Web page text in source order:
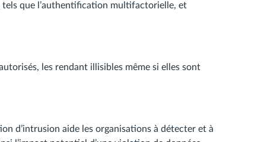
tels que l’authentification multifactorielle, et
les rendant illisibles même si elles sont
d’intrusion aide les organisations à détecter et à